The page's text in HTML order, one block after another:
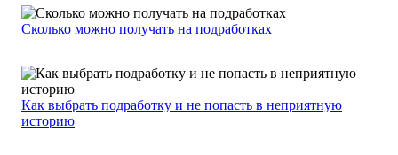
Сколько можно получать на подработках
Как выбрать подработку и не попасть в неприятную
историю